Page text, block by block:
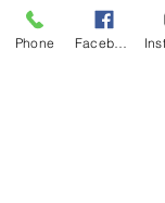
Phone